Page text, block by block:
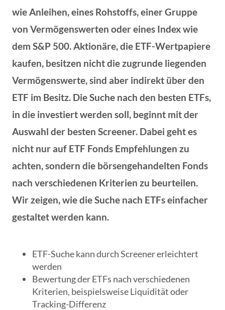
wie Anleihen, eines Rohstoffs, einer Gruppe
von Vermögenswerten oder eines Index wie
dem S&P 500. Aktionäre, die ETF-Wertpapiere
kaufen, besitzen nicht die zugrunde liegenden
Vermögenswerte, sind aber indirekt über den
ETF im Besitz. Die Suche nach den besten ETFs,
in die investiert werden soll, beginnt mit der
Auswahl der besten Screener. Dabei geht es
nicht nur auf ETF Fonds Empfehlungen zu
achten, sondern die börsengehandelten Fonds
nach verschiedenen Kriterien zu beurteilen.
Wir zeigen, wie die Suche nach ETFs einfacher
gestaltet werden kann.
ETF-Suche kann durch Screener erleichtert
werden
Bewertung der ETFs nach verschiedenen
Kriterien, beispielsweise Liquidität oder
Tracking-Differenz